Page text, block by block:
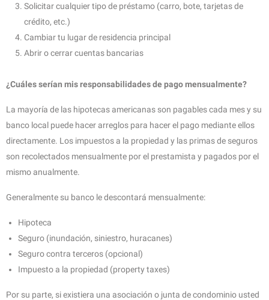
Solicitar cualquier tipo de préstamo (carro, bote, tarjetas de
crédito, etc.)
Cambiar tu lugar de residencia principal
Abrir o cerrar cuentas bancarias
¿Cuáles serían mis responsabilidades de pago mensualmente?
La mayoría de las hipotecas americanas son pagables cada mes y su
banco local puede hacer arreglos para hacer el pago mediante ellos
directamente. Los impuestos a la propiedad y las primas de seguros
son recolectados mensualmente por el prestamista y pagados por el
mismo anualmente.
Generalmente su banco le descontará mensualmente:
Hipoteca
Seguro (inundación, siniestro, huracanes)
Seguro contra terceros (opcional)
Impuesto a la propiedad (property taxes)
Por su parte, si existiera una asociación o junta de condominio usted